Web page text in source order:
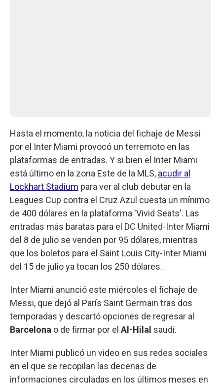
Hasta el momento, la noticia del fichaje de Messi
por el Inter Miami provocó un terremoto en las
plataformas de entradas. Y si bien el Inter Miami
está último en la zona Este de la MLS, acudir al
Lockhart Stadium para ver al club debutar en la
Leagues Cup contra el Cruz Azul cuesta un mínimo
de 400 dólares en la plataforma 'Vivid Seats'. Las
entradas más baratas para el DC United-Inter Miami
del 8 de julio se venden por 95 dólares, mientras
que los boletos para el Saint Louis City-Inter Miami
del 15 de julio ya tocan los 250 dólares.
Inter Miami anunció este miércoles el fichaje de
Messi, que dejó al París Saint Germain tras dos
temporadas y descartó opciones de regresar al
Barcelona o de firmar por el Al-Hilal saudí.
Inter Miami publicó un video en sus redes sociales
en el que se recopilan las decenas de
informaciones circuladas en los últimos meses en